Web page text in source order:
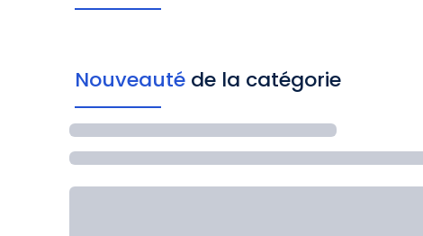
Nouveauté de la catégorie